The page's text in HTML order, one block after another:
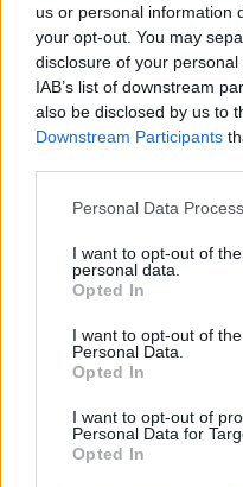
us or personal information
your opt-out. You may
disclosure of your
IAB’s list of downstream
also be disclosed by us to
Downstream Participants
Please note that this
not limited to your visit or
grant or deny consent to
use your data for below
consent section.
Personal Data
I want to opt-out of
personal data.
Opted In
I want to opt-out of
Personal Data.
Opted In
I want to opt-out of
Personal Data for
Opted In
Kövess minket, és
HALÁLOS